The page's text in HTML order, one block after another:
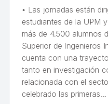
• Las jornadas están
estudiantes de la UPM
más de 4.500 alumnos
Superior de Ingenieros
cuenta con una
tanto en investigación
relacionada con el
celebrado las primeras…